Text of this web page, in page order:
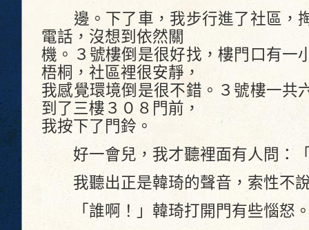
邊。下了車，我步行進了社區，
電話，沒想到依然關
機。３號樓倒是很好找，樓門口有一
梧桐，社區裡很安靜，
我感覺環境倒是很不錯。３號樓一共
到了三樓３０８門前，
我按下了門鈴。
好一會兒，我才聽裡面有人問：
我聽出正是韓琦的聲音，索性不
「誰啊！」韓琦打開門有些惱怒